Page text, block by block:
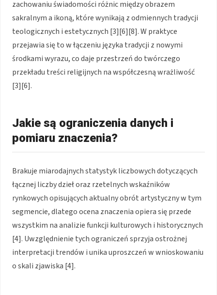
zachowaniu świadomości różnic między obrazem
sakralnym a ikoną, które wynikają z odmiennych tradycji
teologicznych i estetycznych [3][6][8]. W praktyce
przejawia się to w łączeniu języka tradycji z nowymi
środkami wyrazu, co daje przestrzeń do twórczego
przekładu treści religijnych na współczesną wrażliwość
[3][6].
Jakie są ograniczenia danych i
pomiaru znaczenia?
Brakuje miarodajnych statystyk liczbowych dotyczących
łącznej liczby dzieł oraz rzetelnych wskaźników
rynkowych opisujących aktualny obrót artystyczny w tym
segmencie, dlatego ocena znaczenia opiera się przede
wszystkim na analizie funkcji kulturowych i historycznych
[4]. Uwzględnienie tych ograniczeń sprzyja ostrożnej
interpretacji trendów i unika uproszczeń w wnioskowaniu
o skali zjawiska [4].